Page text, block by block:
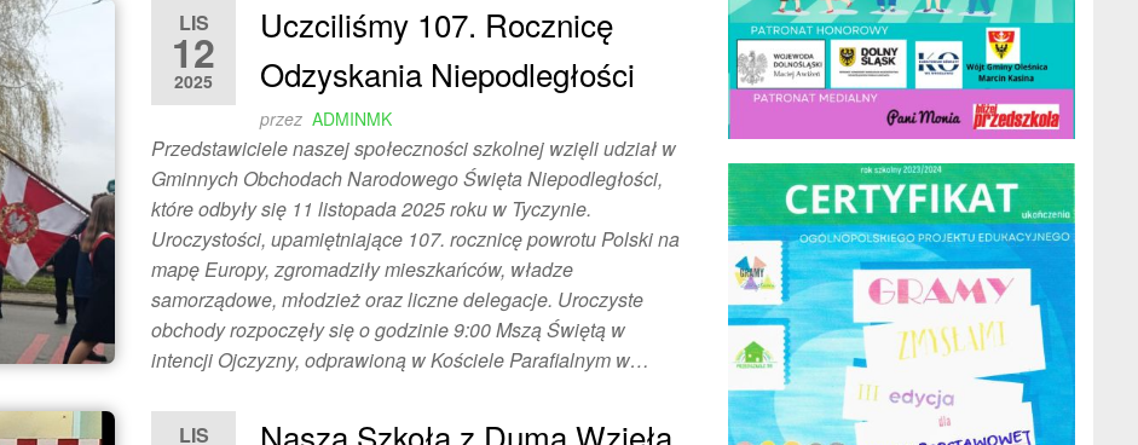
LIS
12
2025
Uczciliśmy 107. Rocznicę
Odzyskania Niepodległości
przez ADMINMK
Przedstawiciele naszej społeczności szkolnej wzięli udział w
Gminnych Obchodach Narodowego Święta Niepodległości,
które odbyły się 11 listopada 2025 roku w Tyczynie.
Uroczystości, upamiętniające 107. rocznicę powrotu Polski na
mapę Europy, zgromadziły mieszkańców, władze
samorządowe, młodzież oraz liczne delegacje. Uroczyste
obchody rozpoczęły się o godzinie 9:00 Mszą Świętą w
intencji Ojczyzny, odprawioną w Kościele Parafialnym w…
LIS